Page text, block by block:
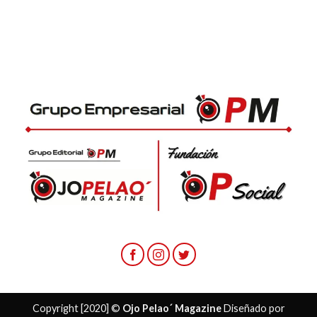
Copyright [2020] © Ojo Pelao´ MagazineDiseñado por